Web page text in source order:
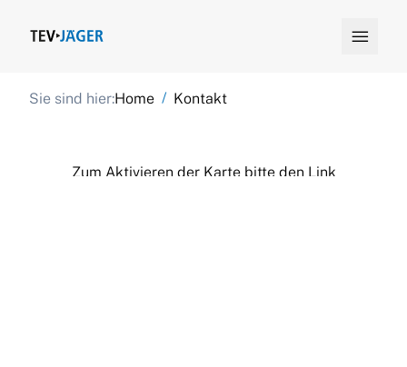

Sie sind hier:Home / Kontakt
Zum Aktivieren der Karte bitte den Link